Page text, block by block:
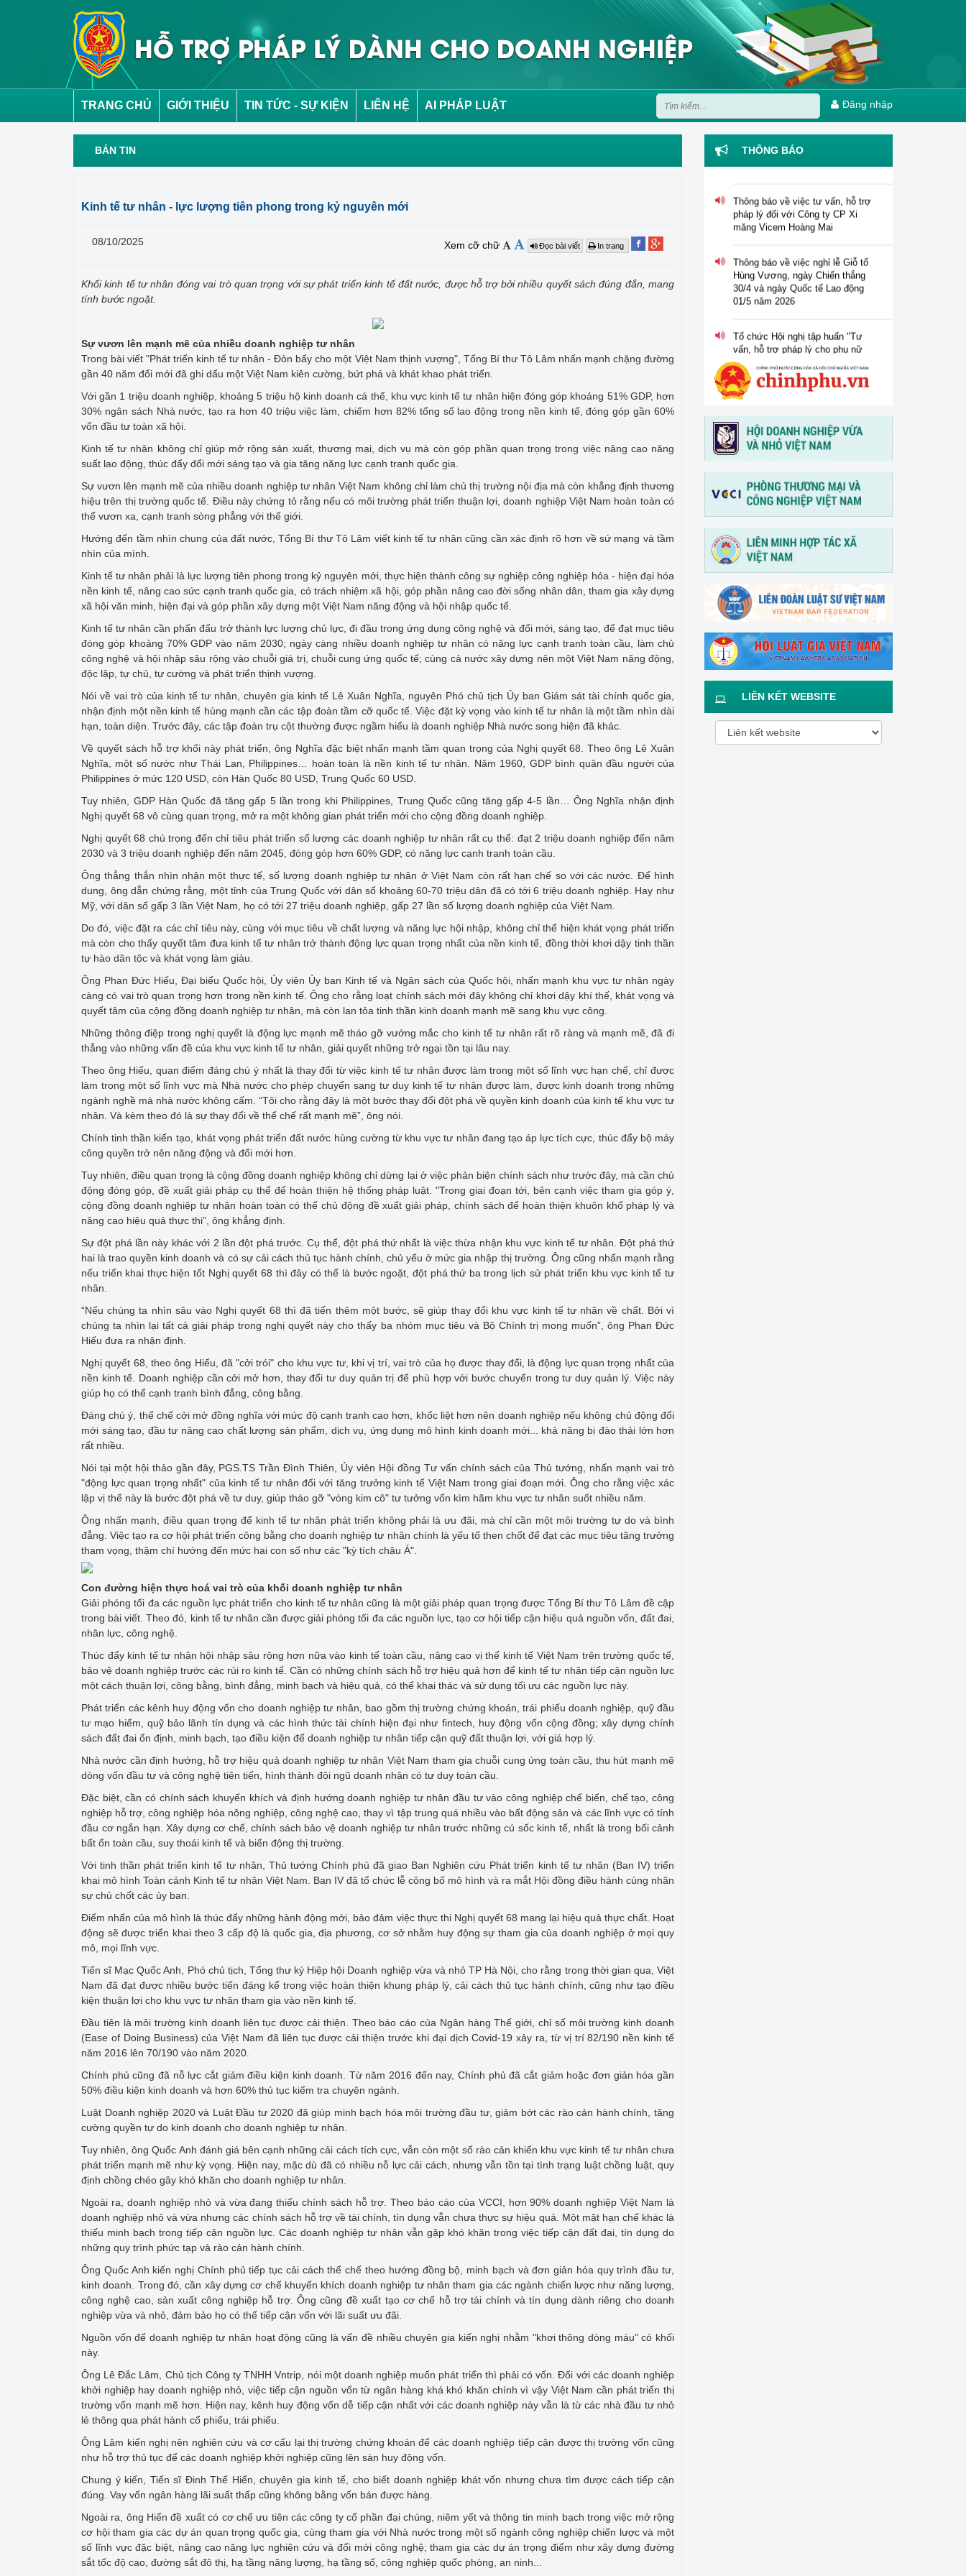
TRANG CHỦ GIỚI THIỆU TIN TỨC - SỰ KIỆN LIÊN HỆ AI PHÁP LUẬT Đăng nhập
BẢN TIN
Kinh tế tư nhân - lực lượng tiên phong trong kỷ nguyên mới
08/10/2025 Xem cỡ chữ Đọc bài viết In trang
Khối kinh tế tư nhân đóng vai trò quan trọng với sự phát triển kinh tế đất nước, được hỗ trợ bởi nhiều quyết sách đúng đắn, mang
tính bước ngoặt.
Sự vươn lên mạnh mẽ của nhiều doanh nghiệp tư nhân
Trong bài viết "Phát triển kinh tế tư nhân - Đòn bẩy cho một Việt Nam thịnh vượng", Tổng Bí thư Tô Lâm nhấn mạnh chặng đường
gần 40 năm đổi mới đã ghi dấu một Việt Nam kiên cường, bứt phá và khát khao phát triển.
Với gần 1 triệu doanh nghiệp, khoảng 5 triệu hộ kinh doanh cá thể, khu vực kinh tế tư nhân hiện đóng góp khoảng 51% GDP, hơn
30% ngân sách Nhà nước, tạo ra hơn 40 triệu việc làm, chiếm hơn 82% tổng số lao động trong nền kinh tế, đóng góp gần 60%
vốn đầu tư toàn xã hội.
Kinh tế tư nhân không chỉ giúp mở rộng sản xuất, thương mại, dịch vụ mà còn góp phần quan trọng trong việc nâng cao năng
suất lao động, thúc đẩy đổi mới sáng tạo và gia tăng năng lực cạnh tranh quốc gia.
Sự vươn lên mạnh mẽ của nhiều doanh nghiệp tư nhân Việt Nam không chỉ làm chủ thị trường nội địa mà còn khẳng định thương
hiệu trên thị trường quốc tế. Điều này chứng tỏ rằng nếu có môi trường phát triển thuận lợi, doanh nghiệp Việt Nam hoàn toàn có
thể vươn xa, cạnh tranh sòng phẳng với thế giới.
Hướng đến tầm nhìn chung của đất nước, Tổng Bí thư Tô Lâm viết kinh tế tư nhân cũng cần xác định rõ hơn về sứ mạng và tầm
nhìn của mình.
Kinh tế tư nhân phải là lực lượng tiên phong trong kỷ nguyên mới, thực hiện thành công sự nghiệp công nghiệp hóa - hiện đại hóa
nền kinh tế, nâng cao sức cạnh tranh quốc gia, có trách nhiệm xã hội, góp phần nâng cao đời sống nhân dân, tham gia xây dựng
xã hội văn minh, hiện đại và góp phần xây dựng một Việt Nam năng động và hội nhập quốc tế.
Kinh tế tư nhân cần phấn đấu trở thành lực lượng chủ lực, đi đầu trong ứng dụng công nghệ và đổi mới, sáng tạo, để đạt mục tiêu
đóng góp khoảng 70% GDP vào năm 2030; ngày càng nhiều doanh nghiệp tư nhân có năng lực cạnh tranh toàn cầu, làm chủ
công nghệ và hội nhập sâu rộng vào chuỗi giá trị, chuỗi cung ứng quốc tế; cùng cả nước xây dựng nên một Việt Nam năng động,
độc lập, tự chủ, tự cường và phát triển thịnh vượng.
Nói về vai trò của kinh tế tư nhân, chuyên gia kinh tế Lê Xuân Nghĩa, nguyên Phó chủ tịch Ủy ban Giám sát tài chính quốc gia,
nhận định một nền kinh tế hùng mạnh cần các tập đoàn tầm cỡ quốc tế. Việc đặt kỳ vọng vào kinh tế tư nhân là một tầm nhìn dài
hạn, toàn diện. Trước đây, các tập đoàn trụ cột thường được ngầm hiểu là doanh nghiệp Nhà nước song hiện đã khác.
Về quyết sách hỗ trợ khối này phát triển, ông Nghĩa đặc biệt nhấn mạnh tầm quan trọng của Nghị quyết 68. Theo ông Lê Xuân
Nghĩa, một số nước như Thái Lan, Philippines… hoàn toàn là nền kinh tế tư nhân. Năm 1960, GDP bình quân đầu người của
Philippines ở mức 120 USD, còn Hàn Quốc 80 USD, Trung Quốc 60 USD.
Tuy nhiên, GDP Hàn Quốc đã tăng gấp 5 lần trong khi Philippines, Trung Quốc cũng tăng gấp 4-5 lần… Ông Nghĩa nhận định
Nghị quyết 68 vô cùng quan trọng, mở ra một không gian phát triển mới cho cộng đồng doanh nghiệp.
Nghị quyết 68 chú trọng đến chỉ tiêu phát triển số lượng các doanh nghiệp tư nhân rất cụ thể: đạt 2 triệu doanh nghiệp đến năm
2030 và 3 triệu doanh nghiệp đến năm 2045, đóng góp hơn 60% GDP, có năng lực cạnh tranh toàn cầu.
Ông thẳng thắn nhìn nhận một thực tế, số lượng doanh nghiệp tư nhân ở Việt Nam còn rất hạn chế so với các nước. Để hình
dung, ông dẫn chứng rằng, một tỉnh của Trung Quốc với dân số khoảng 60-70 triệu dân đã có tới 6 triệu doanh nghiệp. Hay như
Mỹ, với dân số gấp 3 lần Việt Nam, họ có tới 27 triệu doanh nghiệp, gấp 27 lần số lượng doanh nghiệp của Việt Nam.
Do đó, việc đặt ra các chỉ tiêu này, cùng với mục tiêu về chất lượng và năng lực hội nhập, không chỉ thể hiện khát vọng phát triển
mà còn cho thấy quyết tâm đưa kinh tế tư nhân trở thành động lực quan trọng nhất của nền kinh tế, đồng thời khơi dậy tinh thần
tự hào dân tộc và khát vọng làm giàu.
Ông Phan Đức Hiếu, Đại biểu Quốc hội, Ủy viên Ủy ban Kinh tế và Ngân sách của Quốc hội, nhấn mạnh khu vực tư nhân ngày
càng có vai trò quan trọng hơn trong nền kinh tế. Ông cho rằng loạt chính sách mới đây không chỉ khơi dậy khí thế, khát vọng và
quyết tâm của cộng đồng doanh nghiệp tư nhân, mà còn lan tỏa tinh thần kinh doanh mạnh mẽ sang khu vực công.
Những thông điệp trong nghị quyết là động lực mạnh mẽ tháo gỡ vướng mắc cho kinh tế tư nhân rất rõ ràng và mạnh mẽ, đã đi
thẳng vào những vấn đề của khu vực kinh tế tư nhân, giải quyết những trở ngại tồn tại lâu nay.
Theo ông Hiếu, quan điểm đáng chú ý nhất là thay đổi từ việc kinh tế tư nhân được làm trong một số lĩnh vực hạn chế, chỉ được
làm trong một số lĩnh vực mà Nhà nước cho phép chuyển sang tư duy kinh tế tư nhân được làm, được kinh doanh trong những
ngành nghề mà nhà nước không cấm. “Tôi cho rằng đây là một bước thay đổi đột phá về quyền kinh doanh của kinh tế khu vực tư
nhân. Và kèm theo đó là sự thay đổi về thể chế rất mạnh mẽ”, ông nói.
Chính tinh thần kiến tạo, khát vọng phát triển đất nước hùng cường từ khu vực tư nhân đang tạo áp lực tích cực, thúc đẩy bộ máy
công quyền trở nên năng động và đổi mới hơn.
Tuy nhiên, điều quan trọng là cộng đồng doanh nghiệp không chỉ dừng lại ở việc phản biện chính sách như trước đây, mà cần chủ
động đóng góp, đề xuất giải pháp cụ thể để hoàn thiện hệ thống pháp luật. "Trong giai đoạn tới, bên cạnh việc tham gia góp ý,
cộng đồng doanh nghiệp tư nhân hoàn toàn có thể chủ động đề xuất giải pháp, chính sách để hoàn thiện khuôn khổ pháp lý và
nâng cao hiệu quả thực thi”, ông khẳng định.
Sự đột phá lần này khác với 2 lần đột phá trước. Cụ thể, đột phá thứ nhất là việc thừa nhận khu vực kinh tế tư nhân. Đột phá thứ
hai là trao quyền kinh doanh và có sự cải cách thủ tục hành chính, chủ yếu ở mức gia nhập thị trường. Ông cũng nhấn mạnh rằng
nếu triển khai thực hiện tốt Nghị quyết 68 thì đây có thể là bước ngoặt, đột phá thứ ba trong lịch sử phát triển khu vực kinh tế tư
nhân.
“Nếu chúng ta nhìn sâu vào Nghị quyết 68 thì đã tiến thêm một bước, sẽ giúp thay đổi khu vực kinh tế tư nhân về chất. Bởi vì
chúng ta nhìn lại tất cả giải pháp trong nghị quyết này cho thấy ba nhóm mục tiêu và Bộ Chính trị mong muốn”, ông Phan Đức
Hiếu đưa ra nhận định.
Nghị quyết 68, theo ông Hiếu, đã "cởi trói" cho khu vực tư, khi vị trí, vai trò của họ được thay đổi, là động lực quan trọng nhất của
nền kinh tế. Doanh nghiệp cần cởi mở hơn, thay đổi tư duy quản trị để phù hợp với bước chuyển trong tư duy quản lý. Việc này
giúp họ có thể cạnh tranh bình đẳng, công bằng.
Đáng chú ý, thể chế cởi mở đồng nghĩa với mức độ cạnh tranh cao hơn, khốc liệt hơn nên doanh nghiệp nếu không chủ động đổi
mới sáng tạo, đầu tư nâng cao chất lượng sản phẩm, dịch vụ, ứng dụng mô hình kinh doanh mới... khả năng bị đào thải lớn hơn
rất nhiều.
Nói tại một hội thảo gần đây, PGS.TS Trần Đình Thiên, Ủy viên Hội đồng Tư vấn chính sách của Thủ tướng, nhấn mạnh vai trò
"động lực quan trọng nhất" của kinh tế tư nhân đối với tăng trưởng kinh tế Việt Nam trong giai đoạn mới. Ông cho rằng việc xác
lập vị thế này là bước đột phá về tư duy, giúp tháo gỡ "vòng kim cô" tư tưởng vốn kìm hãm khu vực tư nhân suốt nhiều năm.
Ông nhấn mạnh, điều quan trọng để kinh tế tư nhân phát triển không phải là ưu đãi, mà chỉ cần một môi trường tự do và bình
đẳng. Việc tạo ra cơ hội phát triển công bằng cho doanh nghiệp tư nhân chính là yếu tố then chốt để đạt các mục tiêu tăng trưởng
tham vọng, thậm chí hướng đến mức hai con số như các "kỳ tích châu Á".
Con đường hiện thực hoá vai trò của khối doanh nghiệp tư nhân
Giải phóng tối đa các nguồn lực phát triển cho kinh tế tư nhân cũng là một giải pháp quan trọng được Tổng Bí thư Tô Lâm đề cập
trong bài viết. Theo đó, kinh tế tư nhân cần được giải phóng tối đa các nguồn lực, tạo cơ hội tiếp cận hiệu quả nguồn vốn, đất đai,
nhân lực, công nghệ.
Thúc đẩy kinh tế tư nhân hội nhập sâu rộng hơn nữa vào kinh tế toàn cầu, nâng cao vị thế kinh tế Việt Nam trên trường quốc tế,
bảo vệ doanh nghiệp trước các rủi ro kinh tế. Cần có những chính sách hỗ trợ hiệu quả hơn để kinh tế tư nhân tiếp cận nguồn lực
một cách thuận lợi, công bằng, bình đẳng, minh bạch và hiệu quả, có thể khai thác và sử dụng tối ưu các nguồn lực này.
Phát triển các kênh huy động vốn cho doanh nghiệp tư nhân, bao gồm thị trường chứng khoán, trái phiếu doanh nghiệp, quỹ đầu
tư mạo hiểm, quỹ bảo lãnh tín dụng và các hình thức tài chính hiện đại như fintech, huy động vốn cộng đồng; xây dựng chính
sách đất đai ổn định, minh bạch, tạo điều kiện để doanh nghiệp tư nhân tiếp cận quỹ đất thuận lợi, với giá hợp lý.
Nhà nước cần định hướng, hỗ trợ hiệu quả doanh nghiệp tư nhân Việt Nam tham gia chuỗi cung ứng toàn cầu, thu hút mạnh mẽ
dòng vốn đầu tư và công nghệ tiên tiến, hình thành đội ngũ doanh nhân có tư duy toàn cầu.
Đặc biệt, cần có chính sách khuyến khích và định hướng doanh nghiệp tư nhân đầu tư vào công nghiệp chế biến, chế tạo, công
nghiệp hỗ trợ, công nghiệp hóa nông nghiệp, công nghệ cao, thay vì tập trung quá nhiều vào bất động sản và các lĩnh vực có tính
đầu cơ ngắn hạn. Xây dựng cơ chế, chính sách bảo vệ doanh nghiệp tư nhân trước những cú sốc kinh tế, nhất là trong bối cảnh
bất ổn toàn cầu, suy thoái kinh tế và biến động thị trường.
Với tinh thần phát triển kinh tế tư nhân, Thủ tướng Chính phủ đã giao Ban Nghiên cứu Phát triển kinh tế tư nhân (Ban IV) triển
khai mô hình Toàn cảnh Kinh tế tư nhân Việt Nam. Ban IV đã tổ chức lễ công bố mô hình và ra mắt Hội đồng điều hành cùng nhân
sự chủ chốt các ủy ban.
Điểm nhấn của mô hình là thúc đẩy những hành động mới, bảo đảm việc thực thi Nghị quyết 68 mang lại hiệu quả thực chất. Hoạt
động sẽ được triển khai theo 3 cấp độ là quốc gia, địa phương, cơ sở nhằm huy động sự tham gia của doanh nghiệp ở mọi quy
mô, mọi lĩnh vực.
Tiến sĩ Mạc Quốc Anh, Phó chủ tịch, Tổng thư ký Hiệp hội Doanh nghiệp vừa và nhỏ TP Hà Nội, cho rằng trong thời gian qua, Việt
Nam đã đạt được nhiều bước tiến đáng kể trong việc hoàn thiện khung pháp lý, cải cách thủ tục hành chính, cũng như tạo điều
kiện thuận lợi cho khu vực tư nhân tham gia vào nền kinh tế.
Đầu tiên là môi trường kinh doanh liên tục được cải thiện. Theo báo cáo của Ngân hàng Thế giới, chỉ số môi trường kinh doanh
(Ease of Doing Business) của Việt Nam đã liên tục được cải thiện trước khi đại dịch Covid-19 xảy ra, từ vị trí 82/190 nền kinh tế
năm 2016 lên 70/190 vào năm 2020.
Chính phủ cũng đã nỗ lực cắt giảm điều kiện kinh doanh. Từ năm 2016 đến nay, Chính phủ đã cắt giảm hoặc đơn giản hóa gần
50% điều kiện kinh doanh và hơn 60% thủ tục kiểm tra chuyên ngành.
Luật Doanh nghiệp 2020 và Luật Đầu tư 2020 đã giúp minh bạch hóa môi trường đầu tư, giảm bớt các rào cản hành chính, tăng
cường quyền tự do kinh doanh cho doanh nghiệp tư nhân.
Tuy nhiên, ông Quốc Anh đánh giá bên cạnh những cải cách tích cực, vẫn còn một số rào cản khiến khu vực kinh tế tư nhân chưa
phát triển mạnh mẽ như kỳ vọng. Hiện nay, mặc dù đã có nhiều nỗ lực cải cách, nhưng vẫn tồn tại tình trạng luật chồng luật, quy
định chồng chéo gây khó khăn cho doanh nghiệp tư nhân.
Ngoài ra, doanh nghiệp nhỏ và vừa đang thiếu chính sách hỗ trợ. Theo báo cáo của VCCI, hơn 90% doanh nghiệp Việt Nam là
doanh nghiệp nhỏ và vừa nhưng các chính sách hỗ trợ về tài chính, tín dụng vẫn chưa thực sự hiệu quả. Một mặt hạn chế khác là
thiếu minh bạch trong tiếp cận nguồn lực. Các doanh nghiệp tư nhân vẫn gặp khó khăn trong việc tiếp cận đất đai, tín dụng do
những quy trình phức tạp và rào cản hành chính.
Ông Quốc Anh kiến nghị Chính phủ tiếp tục cải cách thể chế theo hướng đồng bộ, minh bạch và đơn giản hóa quy trình đầu tư,
kinh doanh. Trong đó, cần xây dựng cơ chế khuyến khích doanh nghiệp tư nhân tham gia các ngành chiến lược như năng lượng,
công nghệ cao, sản xuất công nghiệp hỗ trợ. Ông cũng đề xuất tạo cơ chế hỗ trợ tài chính và tín dụng dành riêng cho doanh
nghiệp vừa và nhỏ, đảm bảo họ có thể tiếp cận vốn với lãi suất ưu đãi.
Nguồn vốn để doanh nghiệp tư nhân hoạt động cũng là vấn đề nhiều chuyên gia kiến nghị nhằm "khơi thông dòng máu" có khối
này.
Ông Lê Đắc Lâm, Chủ tịch Công ty TNHH Vntrip, nói một doanh nghiệp muốn phát triển thì phải có vốn. Đối với các doanh nghiệp
khởi nghiệp hay doanh nghiệp nhỏ, việc tiếp cận nguồn vốn từ ngân hàng khá khó khăn chính vì vậy Việt Nam cần phát triển thị
trường vốn mạnh mẽ hơn. Hiện nay, kênh huy động vốn dễ tiếp cận nhất với các doanh nghiệp này vẫn là từ các nhà đầu tư nhỏ
lẻ thông qua phát hành cổ phiếu, trái phiếu.
Ông Lâm kiến nghị nên nghiên cứu và cơ cấu lại thị trường chứng khoán để các doanh nghiệp tiếp cận được thị trường vốn cũng
như hỗ trợ thủ tục để các doanh nghiệp khởi nghiệp cũng lên sàn huy động vốn.
Chung ý kiến, Tiến sĩ Đinh Thế Hiển, chuyên gia kinh tế, cho biết doanh nghiệp khát vốn nhưng chưa tìm được cách tiếp cận
đúng. Vay vốn ngân hàng lãi suất thấp cũng không bằng vốn bán được hàng.
Ngoài ra, ông Hiển đề xuất có cơ chế ưu tiên các công ty cổ phần đại chúng, niêm yết và thông tin minh bạch trong việc mở rộng
cơ hội tham gia các dự án quan trọng quốc gia, cùng tham gia với Nhà nước trong một số ngành công nghiệp chiến lược và một
số lĩnh vực đặc biệt, nâng cao năng lực nghiên cứu và đổi mới công nghệ; tham gia các dự án trọng điểm như xây dựng đường
sắt tốc độ cao, đường sắt đô thị, hạ tầng năng lượng, hạ tầng số, công nghiệp quốc phòng, an ninh...
THÔNG BÁO
Thông báo tuyển dụng viên chức
năm 2026 của Trung tâm Hỗ trợ
pháp lý cho doanh nghiệp nhỏ và
vừa
pháp lý đối với Công ty CP Xi
măng Vicem Hoàng Mai
Hùng Vương, ngày Chiến thắng
30/4 và ngày Quốc tế Lao động
01/5 năm 2026
vấn, hỗ trợ pháp lý cho phụ nữ
khởi nghiệp, phát triển kinh
doanh" vào ngày 30/3/2026
V/v thông tin và đề nghị phối
Trung tâm Hỗ trợ pháp lý cho
doanh nghiệp nhỏ và vừa
LIÊN KẾT WEBSITE